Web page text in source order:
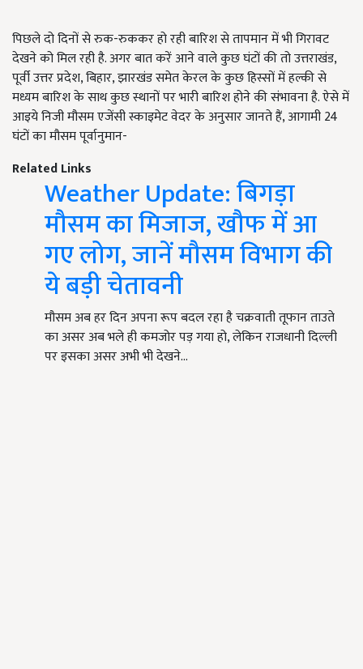
पिछले दो दिनों से रुक-रुककर हो रही बारिश से तापमान में भी गिरावट
देखने को मिल रही है. अगर बात करें आने वाले कुछ घंटों की तो उत्तराखंड,
पूर्वी उत्तर प्रदेश,बिहार,झारखंड समेत केरल के कुछ हिस्सों में हल्की से
मध्यम बारिश के साथ कुछ स्थानों पर भारी बारिश होने की संभावना है. ऐसे में
आइये निजी मौसम एजेंसी स्काइमेट वेदर के अनुसार जानते हैं,आगामी 24
घंटों का मौसम पूर्वानुमान-
Related Links
Weather Update: बिगड़ा
मौसम का मिजाज, खौफ में आ
गए लोग, जानें मौसम विभाग की
ये बड़ी चेतावनी
मौसम अब हर दिन अपना रूप बदल रहा है चक्रवाती तूफान ताउते
का असर अब भले ही कमजोर पड़ गया हो, लेकिन राजधानी दिल्ली
पर इसका असर अभी भी देखने…